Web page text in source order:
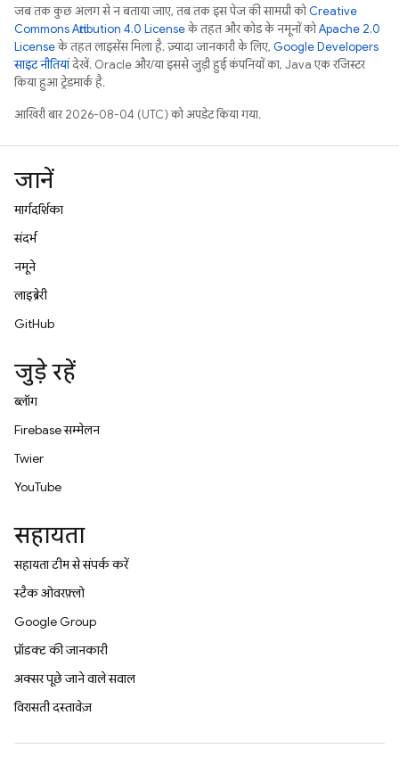
जब तक कुछ अलग से न बताया जाए, तब तक इस पेज की सामग्री कोCreative
Commons Attribution 4.0 Licenseके तहत और कोड के नमूनों कोApache 2.0
Licenseके तहत लाइसेंस मिला है. ज़्यादा जानकारी के लिए, Google Developers
साइट नीतियांदेखें. Oracle और/या इससे जुड़ी हुई कंपनियों का, Java एक रजिस्टर
किया हुआ ट्रेडमार्क है.
आखिरी बार 2026-08-04 (UTC) को अपडेट किया गया.
जानें
मार्गदर्शिका
संदर्भ
नमूने
लाइब्रेरी
GitHub
जुड़े रहें
ब्लॉग
Firebase सम्मेलन
Twitter
YouTube
सहायता
सहायता टीम से संपर्क करें
स्टैक ओवरफ़्लो
Google Group
प्रॉडक्ट की जानकारी
अक्सर पूछे जाने वाले सवाल
विरासती दस्तावेज़